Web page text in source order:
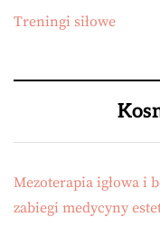
Treningi siłowe
Mezoterapia igłowa i
zabiegi medycyny